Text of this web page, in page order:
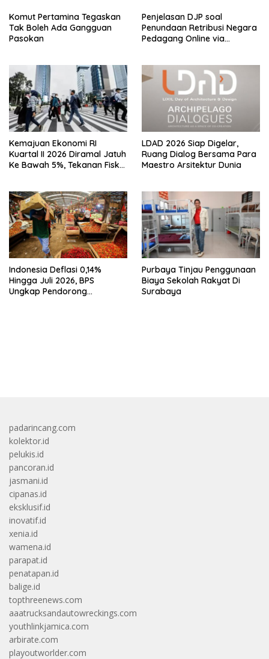
Komut Pertamina Tegaskan
Tak Boleh Ada Gangguan
Pasokan
Penjelasan DJP soal
Penundaan Retribusi Negara
Pedagang Online via
Kemajuan Ekonomi RI
Kuartal II 2026 Diramal Jatuh
Ke Bawah 5%, Tekanan Fiskal
LDAD 2026 Siap Digelar,
Ruang Dialog Bersama Para
Maestro Arsitektur Dunia
Indonesia Deflasi 0,14%
Hingga Juli 2026, BPS
Ungkap Pendorong
Purbaya Tinjau Penggunaan
Biaya Sekolah Rakyat Di
Surabaya
padarincang.com
kolektor.id
pelukis.id
pancoran.id
jasmani.id
cipanas.id
eksklusif.id
inovatif.id
xenia.id
wamena.id
parapat.id
penatapan.id
balige.id
topthreenews.com
aaatrucksandautowreckings.com
youthlinkjamica.com
arbirate.com
playoutworlder.com